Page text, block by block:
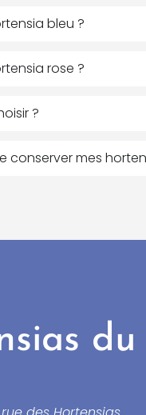
bleu ?
rose ?
?
conserver mes
du